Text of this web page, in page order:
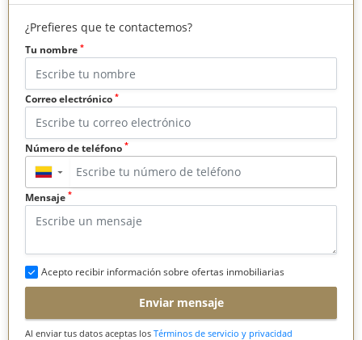
¿Prefieres que te contactemos?
Tu nombre *
Correo electrónico *
Número de teléfono *
▼
Mensaje *
Acepto recibir información sobre ofertas inmobiliarias
Enviar mensaje
Al enviar tus datos aceptas los Términos de servicio y privacidad